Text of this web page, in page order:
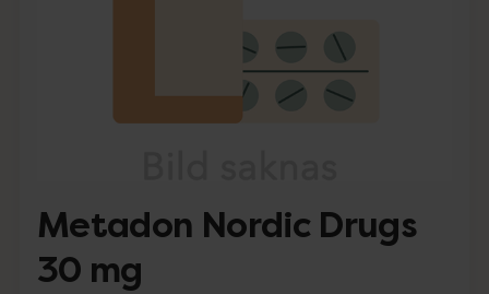
Metadon Nordic Drugs
30 mg